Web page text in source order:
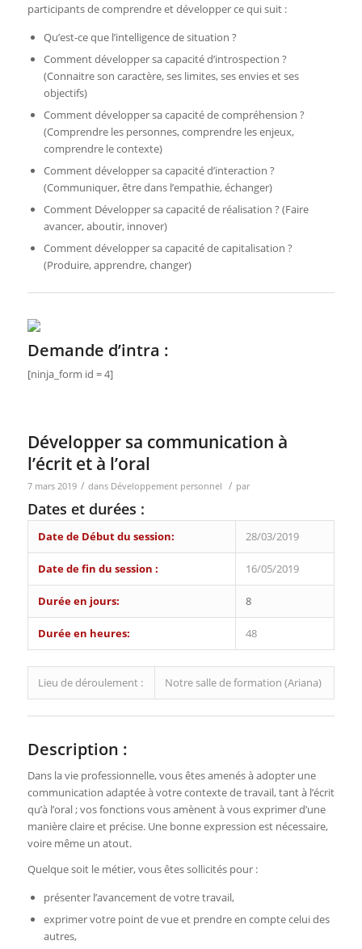
participants de comprendre et développer ce qui suit :
Qu’est-ce que l’intelligence de situation ?
Comment développer sa capacité d’introspection ?
(Connaitre son caractère, ses limites, ses envies et ses
objectifs)
Comment développer sa capacité de compréhension ?
(Comprendre les personnes, comprendre les enjeux,
comprendre le contexte)
Comment développer sa capacité d’interaction ?
(Communiquer, être dans l’empathie, échanger)
Comment Développer sa capacité de réalisation ? (Faire
avancer, aboutir, innover)
Comment développer sa capacité de capitalisation ?
(Produire, apprendre, changer)
Demande d’intra :
[ninja_form id = 4]
Développer sa communication à
l’écrit et à l’oral
7 mars 2019 / dans Développement personnel / par
Dates et durées :
Date de Début du session: 28/03/2019
Date de fin du session : 16/05/2019
Durée en jours: 8
Durée en heures: 48
Lieu de déroulement : Notre salle de formation (Ariana)
Description :
Dans la vie professionnelle, vous êtes amenés à adopter une
communication adaptée à votre contexte de travail, tant à l’écrit
qu’à l’oral ; vos fonctions vous amènent à vous exprimer d’une
manière claire et précise. Une bonne expression est nécessaire,
voire même un atout.
Quelque soit le métier, vous êtes sollicités pour :
présenter l’avancement de votre travail,
exprimer votre point de vue et prendre en compte celui des
autres,